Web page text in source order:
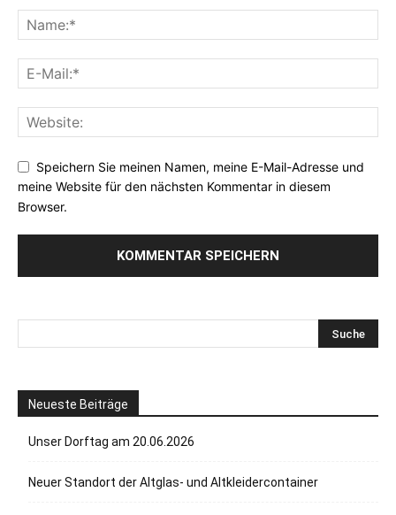
Speichern Sie meinen Namen, meine E-Mail-Adresse und
meine Website für den nächsten Kommentar in diesem
Browser.
Neueste Beiträge
Unser Dorftag am 20.06.2026
Neuer Standort der Altglas- und Altkleidercontainer